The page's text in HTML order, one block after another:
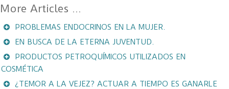
PROBLEMAS ENDOCRINOS EN LA MUJER.
EN BUSCA DE LA ETERNA JUVENTUD.
PRODUCTOS PETROQUÍMICOS UTILIZADOS EN
COSMÉTICA
¿TEMOR A LA VEJEZ? ACTUAR A TIEMPO ES GANARLE